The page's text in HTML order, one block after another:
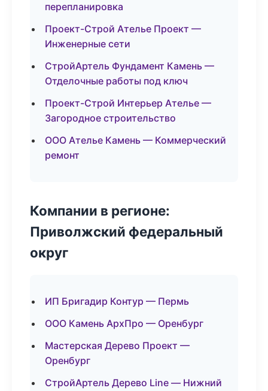
перепланировка
Проект-Строй Ателье Проект —
Инженерные сети
СтройАртель Фундамент Камень —
Отделочные работы под ключ
Проект-Строй Интерьер Ателье —
Загородное строительство
ООО Ателье Камень — Коммерческий
ремонт
Компании в регионе:
Приволжский федеральный
округ
ИП Бригадир Контур — Пермь
ООО Камень АрхПро — Оренбург
Мастерская Дерево Проект —
Оренбург
СтройАртель Дерево Line — Нижний